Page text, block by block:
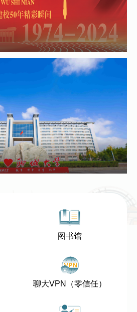
图书馆
聊大VPN（零信任）